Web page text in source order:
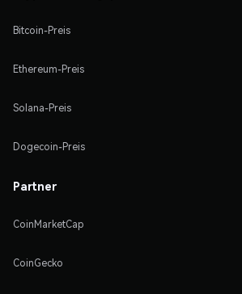
Bitcoin-Preis
Ethereum-Preis
Solana-Preis
Dogecoin-Preis
Partner
CoinMarketCap
CoinGecko